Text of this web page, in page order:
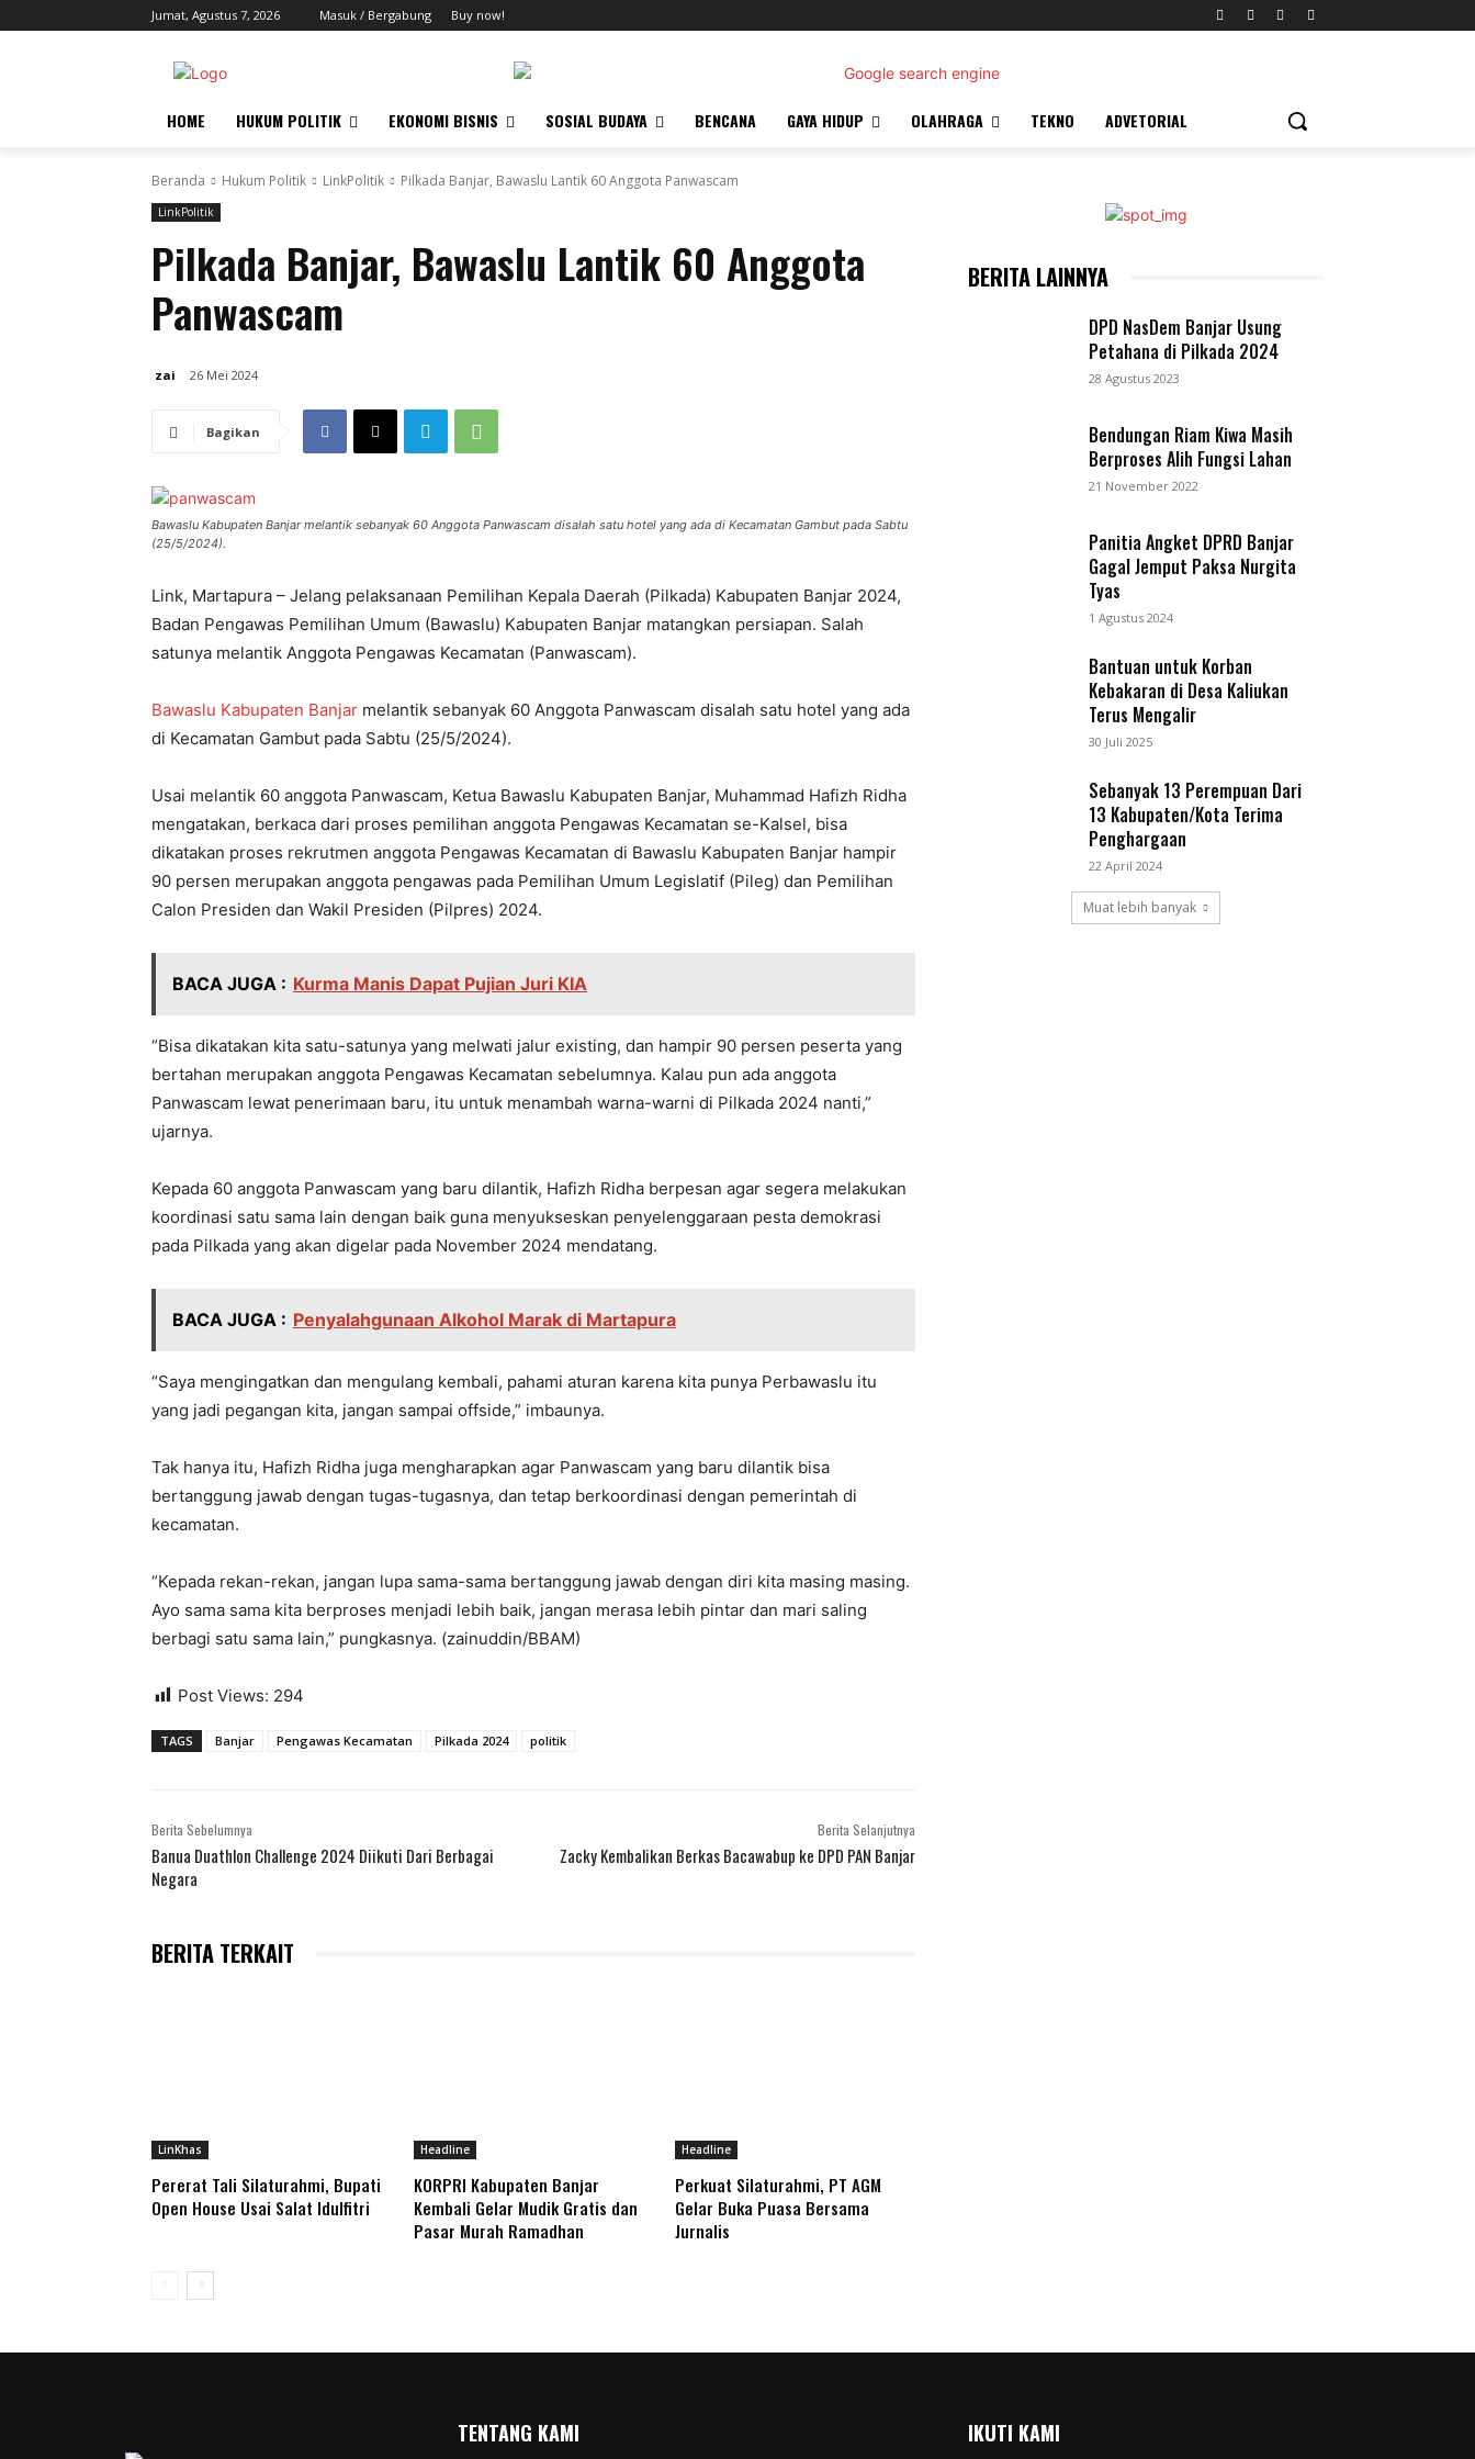
Jumat, Agustus 7, 2026 Masuk / Bergabung Buy now!
HOME HUKUM POLITIK EKONOMI BISNIS SOSIAL BUDAYA BENCANA GAYA HIDUP OLAHRAGA TEKNO ADVETORIAL
Beranda Hukum Politik LinkPolitik Pilkada Banjar, Bawaslu Lantik 60 Anggota Panwascam
LinkPolitik
Pilkada Banjar, Bawaslu Lantik 60 Anggota
Panwascam
zai 26 Mei 2024
Bagikan
Bawaslu Kabupaten Banjar melantik sebanyak 60 Anggota Panwascam disalah satu hotel yang ada di Kecamatan Gambut pada Sabtu
(25/5/2024).
Link, Martapura – Jelang pelaksanaan Pemilihan Kepala Daerah (Pilkada) Kabupaten Banjar 2024,
Badan Pengawas Pemilihan Umum (Bawaslu) Kabupaten Banjar matangkan persiapan. Salah
satunya melantik Anggota Pengawas Kecamatan (Panwascam).
Bawaslu Kabupaten Banjar melantik sebanyak 60 Anggota Panwascam disalah satu hotel yang ada
di Kecamatan Gambut pada Sabtu (25/5/2024).
Usai melantik 60 anggota Panwascam, Ketua Bawaslu Kabupaten Banjar, Muhammad Hafizh Ridha
mengatakan, berkaca dari proses pemilihan anggota Pengawas Kecamatan se-Kalsel, bisa
dikatakan proses rekrutmen anggota Pengawas Kecamatan di Bawaslu Kabupaten Banjar hampir
90 persen merupakan anggota pengawas pada Pemilihan Umum Legislatif (Pileg) dan Pemilihan
Calon Presiden dan Wakil Presiden (Pilpres) 2024.
BACA JUGA : Kurma Manis Dapat Pujian Juri KIA
“Bisa dikatakan kita satu-satunya yang melwati jalur existing, dan hampir 90 persen peserta yang
bertahan merupakan anggota Pengawas Kecamatan sebelumnya. Kalau pun ada anggota
Panwascam lewat penerimaan baru, itu untuk menambah warna-warni di Pilkada 2024 nanti,”
ujarnya.
Kepada 60 anggota Panwascam yang baru dilantik, Hafizh Ridha berpesan agar segera melakukan
koordinasi satu sama lain dengan baik guna menyukseskan penyelenggaraan pesta demokrasi
pada Pilkada yang akan digelar pada November 2024 mendatang.
BACA JUGA : Penyalahgunaan Alkohol Marak di Martapura
“Saya mengingatkan dan mengulang kembali, pahami aturan karena kita punya Perbawaslu itu
yang jadi pegangan kita, jangan sampai offside,” imbaunya.
Tak hanya itu, Hafizh Ridha juga mengharapkan agar Panwascam yang baru dilantik bisa
bertanggung jawab dengan tugas-tugasnya, dan tetap berkoordinasi dengan pemerintah di
kecamatan.
“Kepada rekan-rekan, jangan lupa sama-sama bertanggung jawab dengan diri kita masing masing.
Ayo sama sama kita berproses menjadi lebih baik, jangan merasa lebih pintar dan mari saling
berbagi satu sama lain,” pungkasnya. (zainuddin/BBAM)
Post Views: 294
TAGS Banjar Pengawas Kecamatan Pilkada 2024 politik
Berita Sebelumnya
Banua Duathlon Challenge 2024 Diikuti Dari Berbagai
Negara
Berita Selanjutnya
Zacky Kembalikan Berkas Bacawabup ke DPD PAN Banjar
BERITA TERKAIT
LinKhas
Pererat Tali Silaturahmi, Bupati
Open House Usai Salat Idulfitri
Headline
KORPRI Kabupaten Banjar
Kembali Gelar Mudik Gratis dan
Pasar Murah Ramadhan
Headline
Perkuat Silaturahmi, PT AGM
Gelar Buka Puasa Bersama
Jurnalis
BERITA LAINNYA
DPD NasDem Banjar Usung
Petahana di Pilkada 2024
28 Agustus 2023
Bendungan Riam Kiwa Masih
Berproses Alih Fungsi Lahan
21 November 2022
Panitia Angket DPRD Banjar
Gagal Jemput Paksa Nurgita
Tyas
1 Agustus 2024
Bantuan untuk Korban
Kebakaran di Desa Kaliukan
Terus Mengalir
30 Juli 2025
Sebanyak 13 Perempuan Dari
13 Kabupaten/Kota Terima
Penghargaan
22 April 2024
Muat lebih banyak
TENTANG KAMI IKUTI KAMI